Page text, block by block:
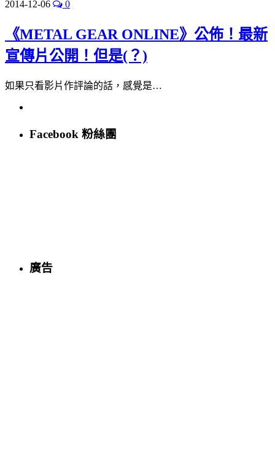
2014-12-06 0
《METAL GEAR ONLINE》公佈！最新
宣傳片公開！但是(？)
如果只看影片作評論的話，感覺是…
Facebook 粉絲團
廣告